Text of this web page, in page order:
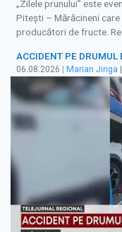
„Zilele prunului” este
Pitești – Mărăcineni
producători de fructe.
ACCIDENT PE
06.08.2026 Marian Jinga